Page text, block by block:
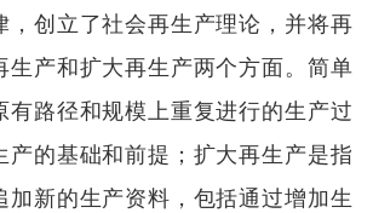
，创立了社会再生产理论，并将再
生产和扩大再生产两个方面。简单
有路径和规模上重复进行的生产过
产的基础和前提；扩大再生产是指
加新的生产资料，包括通过增加生